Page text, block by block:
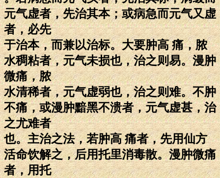
元气虚者，先治其本；或病急而元气又虚
者，必先
于治本，而兼以治标。大要肿高 痛，脓
水稠粘者，元气未损也，治之则易。漫肿
微痛，脓
水清稀者，元气虚弱也，治之则难。不肿
不痛，或漫肿黯黑不溃者，元气虚甚，治
之尤难者
也。主治之法，若肿高 痛者，先用仙方
活命饮解之，后用托里消毒散。漫肿微痛
者，用托